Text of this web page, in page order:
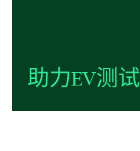
助力EV测试